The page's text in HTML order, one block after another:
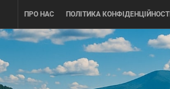
content
ПРО НАС ПОЛІТИКА КОНФІДЕНЦІЙНОСТІ